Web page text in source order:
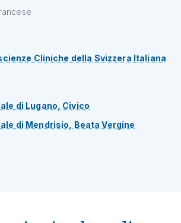
Cliniche della Svizzera Italiana
di Lugano, Civico
di Mendrisio, Beata Vergine